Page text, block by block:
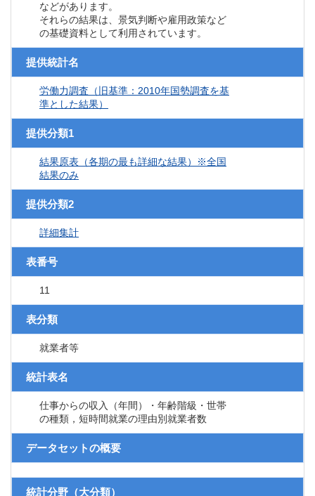
などがあります。
それらの結果は、景気判断や雇用政策など
の基礎資料として利用されています。
提供統計名
労働力調査（旧基準：2010年国勢調査を基
準とした結果）
提供分類1
結果原表（各期の最も詳細な結果）※全国
結果のみ
提供分類2
詳細集計
表番号
11
表分類
就業者等
統計表名
仕事からの収入（年間）・年齢階級・世帯
の種類，短時間就業の理由別就業者数
データセットの概要
統計分野（大分類）